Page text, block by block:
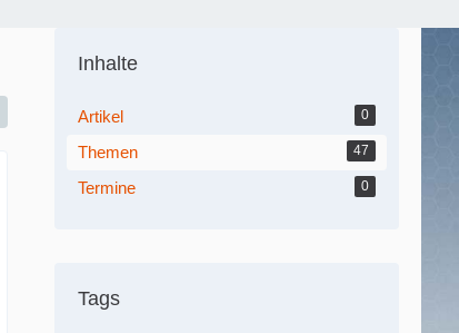
Inhalte
Artikel 0
Themen 47
Termine 0
Tags